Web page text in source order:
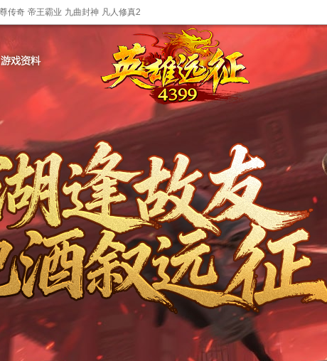
传奇 帝王霸业 九曲封神 凡人修真2